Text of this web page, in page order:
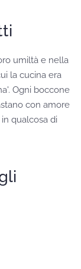
umiltà e nella
la cucina era
Ogni boccone
con amore
qualcosa di